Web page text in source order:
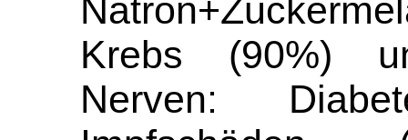
Krebs (90%)
Nerven: